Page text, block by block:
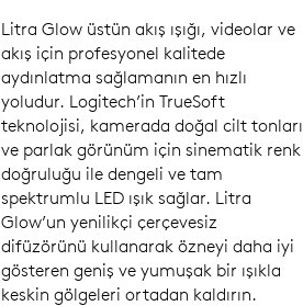
Litra Glow üstün akış ışığı, videolar ve
akış için profesyonel kalitede
aydınlatma sağlamanın en hızlı
yoludur. Logitech’in TrueSoft
teknolojisi, kamerada doğal cilt tonları
ve parlak görünüm için sinematik renk
doğruluğu ile dengeli ve tam
spektrumlu LED ışık sağlar. Litra
Glow’un yenilikçi çerçevesiz
difüzörünü kullanarak özneyi daha iyi
gösteren geniş ve yumuşak bir ışıkla
keskin gölgeleri ortadan kaldırın.